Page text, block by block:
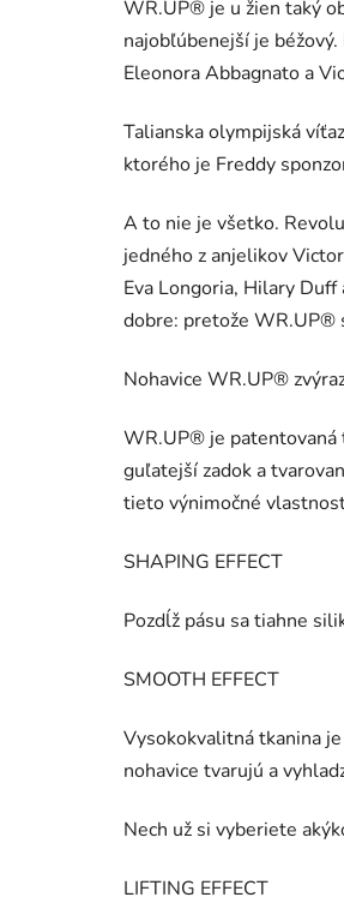
WR.UP® je u žien taký
najobľúbenejší je
Eleonora Abbagnato a
Talianska olympijská
ktorého je Freddy
A to nie je všetko.
jedného z anjelikov
Eva Longoria, Hilary
dobre: pretože WR.UP®
Nohavice WR.UP®
WR.UP® je patentovaná
guľatejší zadok a
tieto výnimočné
SHAPING EFFECT
Pozdĺž pásu sa tiahne
SMOOTH EFFECT
Vysokokvalitná tkanina
nohavice tvarujú a
Nech už si vyberiete
LIFTING EFFECT